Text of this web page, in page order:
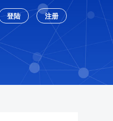
登陆 注册